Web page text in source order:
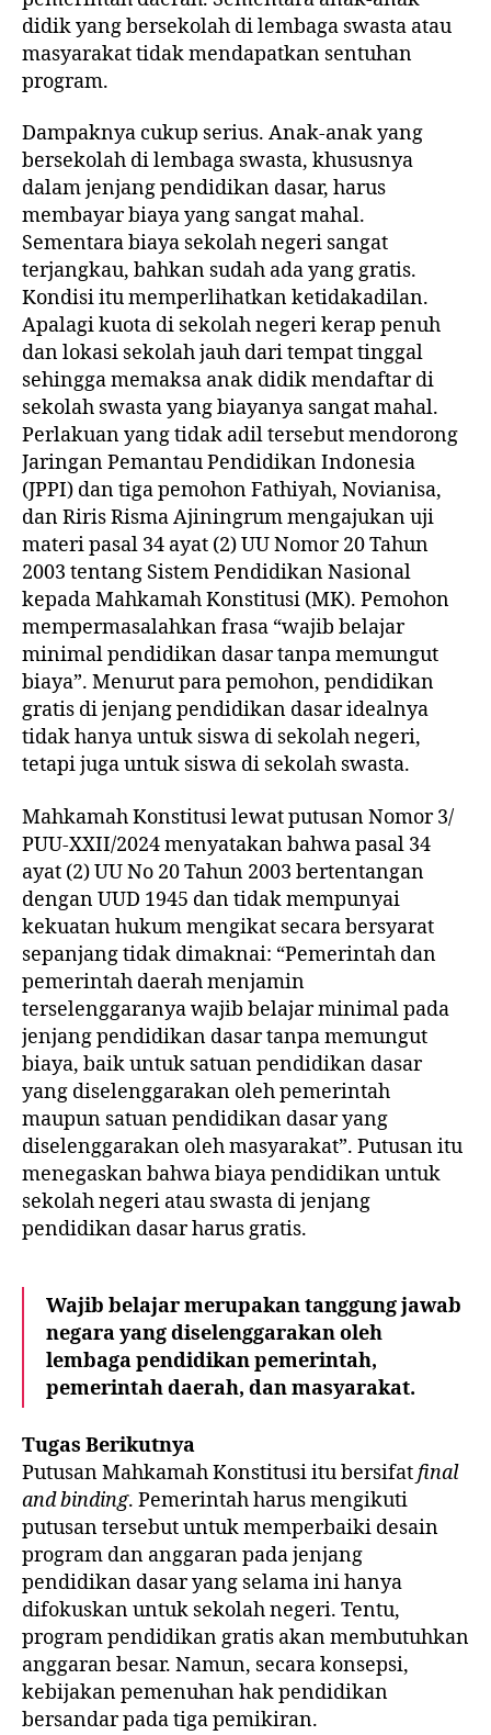
didik yang bersekolah di lembaga swasta atau
masyarakat tidak mendapatkan sentuhan
program.
Dampaknya cukup serius. Anak-anak yang
bersekolah di lembaga swasta, khususnya
dalam jenjang pendidikan dasar, harus
membayar biaya yang sangat mahal.
Sementara biaya sekolah negeri sangat
terjangkau, bahkan sudah ada yang gratis.
Kondisi itu memperlihatkan ketidakadilan.
Apalagi kuota di sekolah negeri kerap penuh
dan lokasi sekolah jauh dari tempat tinggal
sehingga memaksa anak didik mendaftar di
sekolah swasta yang biayanya sangat mahal.
Perlakuan yang tidak adil tersebut mendorong
Jaringan Pemantau Pendidikan Indonesia
(JPPI) dan tiga pemohon Fathiyah, Novianisa,
dan Riris Risma Ajiningrum mengajukan uji
materi pasal 34 ayat (2) UU Nomor 20 Tahun
2003 tentang Sistem Pendidikan Nasional
kepada Mahkamah Konstitusi (MK). Pemohon
mempermasalahkan frasa “wajib belajar
minimal pendidikan dasar tanpa memungut
biaya”. Menurut para pemohon, pendidikan
gratis di jenjang pendidikan dasar idealnya
tidak hanya untuk siswa di sekolah negeri,
tetapi juga untuk siswa di sekolah swasta.
Mahkamah Konstitusi lewat putusan Nomor 3/
PUU-XXII/2024 menyatakan bahwa pasal 34
ayat (2) UU No 20 Tahun 2003 bertentangan
dengan UUD 1945 dan tidak mempunyai
kekuatan hukum mengikat secara bersyarat
sepanjang tidak dimaknai: “Pemerintah dan
pemerintah daerah menjamin
terselenggaranya wajib belajar minimal pada
jenjang pendidikan dasar tanpa memungut
biaya, baik untuk satuan pendidikan dasar
yang diselenggarakan oleh pemerintah
maupun satuan pendidikan dasar yang
diselenggarakan oleh masyarakat”. Putusan itu
menegaskan bahwa biaya pendidikan untuk
sekolah negeri atau swasta di jenjang
pendidikan dasar harus gratis.
Wajib belajar merupakan tanggung jawab
negara yang diselenggarakan oleh
lembaga pendidikan pemerintah,
pemerintah daerah, dan masyarakat.
Tugas Berikutnya
Putusan Mahkamah Konstitusi itu bersifatfinal
and binding. Pemerintah harus mengikuti
putusan tersebut untuk memperbaiki desain
program dan anggaran pada jenjang
pendidikan dasar yang selama ini hanya
difokuskan untuk sekolah negeri. Tentu,
program pendidikan gratis akan membutuhkan
anggaran besar. Namun, secara konsepsi,
kebijakan pemenuhan hak pendidikan
bersandar pada tiga pemikiran.